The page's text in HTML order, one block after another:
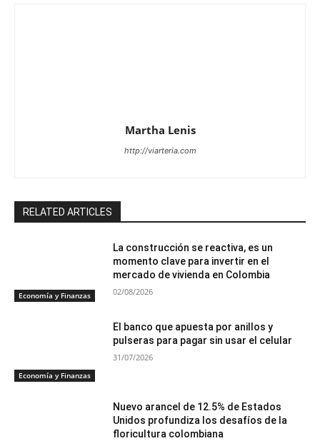
Martha Lenis
http://viarteria.com
RELATED ARTICLES
Economía y Finanzas
La construcción se reactiva, es un
momento clave para invertir en el
mercado de vivienda en Colombia
02/08/2026
Economía y Finanzas
El banco que apuesta por anillos y
pulseras para pagar sin usar el celular
31/07/2026
Nuevo arancel de 12.5% de Estados
Unidos profundiza los desafíos de la
floricultura colombiana